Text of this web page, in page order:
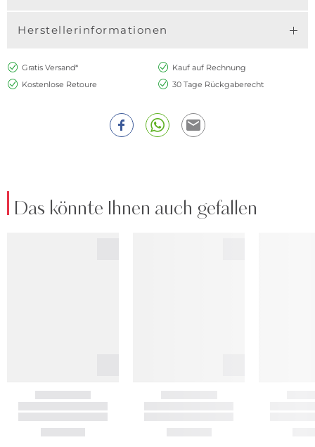
Herstellerinformationen
Gratis Versand*
Kauf auf Rechnung
Kostenlose Retoure
30 Tage Rückgaberecht
Das könnte Ihnen auch gefallen